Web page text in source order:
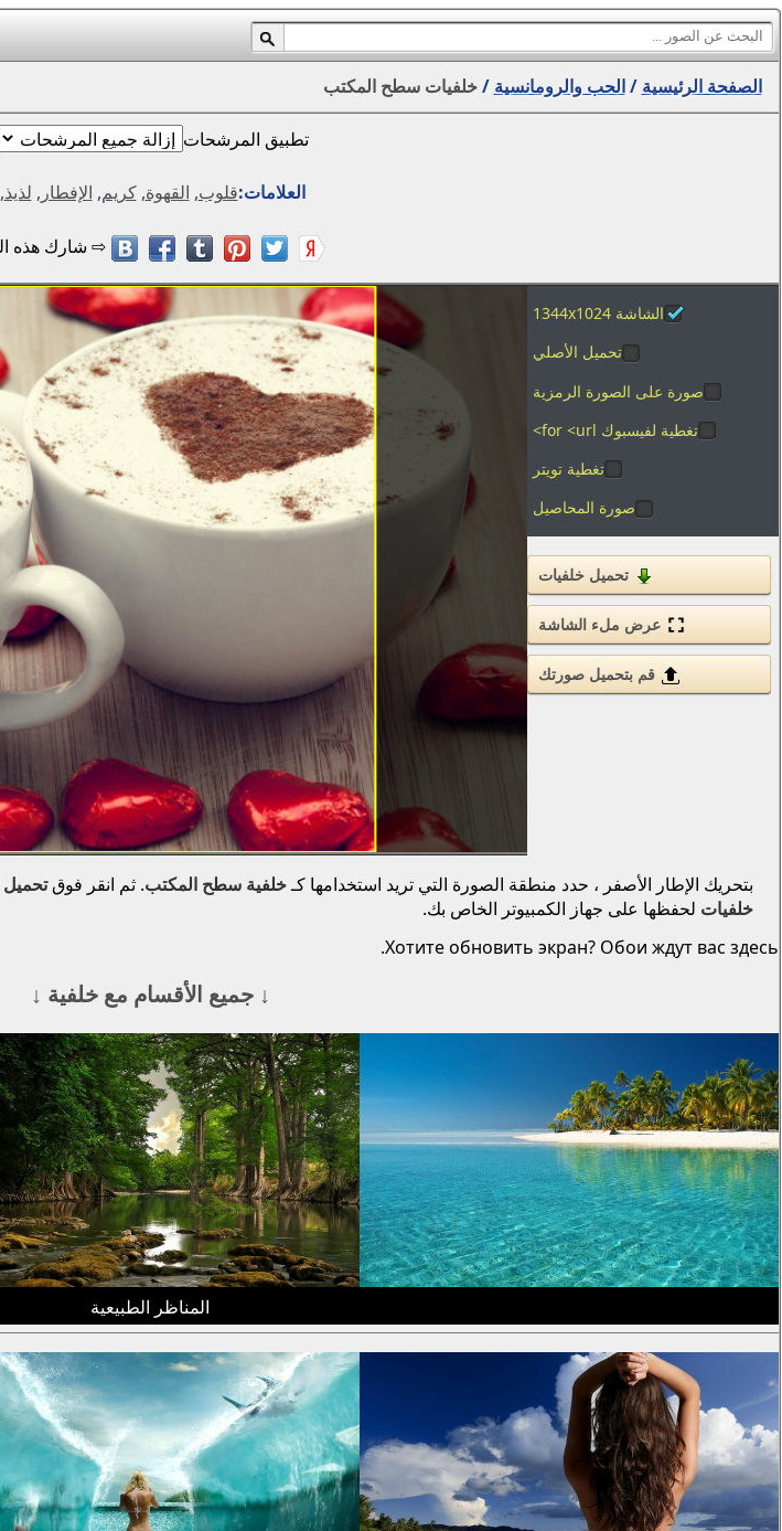
الصفحة الرئيسية /الحب والرومانسية /خلفيات سطح المكتب
تطبيق المرشحات
العلامات:قلوب, القهوة,كريم, الإفطار , لذيذ,
الشاشة 1344x1024
تحميل الأصلي
صورة على الصورة الرمزية
تغطية لفيسبوك for <url>
تغطية تويتر
صورة المحاصيل
تحميل خلفيات
عرض ملء الشاشة
قم بتحميل صورتك
بتحريك الإطار الأصفر ، حدد منطقة الصورة التي تريد استخدامها كـخلفية سطح المكتب. ثم انقر فوقتحميل
خلفيات لحفظها على جهاز الكمبيوتر الخاص بك.
Хотите обновить экран? Обои ждут вас здесь.
↓ جميع الأقسام مع خلفية ↓
المناظر الطبيعية